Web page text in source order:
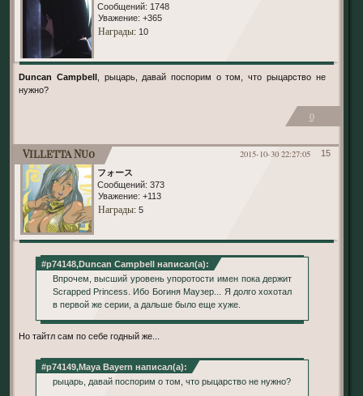
Сообщений: 1748
Уважение: +365
Награды: 10
Duncan Campbell
, рыцарь, давай поспорим о том, что рыцарство не
нужно?
0
15
2015-10-30 22:27:05
Villetta Nu0
フォース
Сообщений: 373
Уважение: +113
Награды: 5
#p74148,Duncan Campbell написал(а):
Впрочем, высший уровень упоротости имен пока держит
Scrapped Princess. Ибо Богиня Маузер... Я долго хохотал
в первой же серии, а дальше было еще хуже.
Но тайтл сам по себе годный же...
#p74149,Maya Bayern написал(а):
рыцарь, давай поспорим о том, что рыцарство не нужно?